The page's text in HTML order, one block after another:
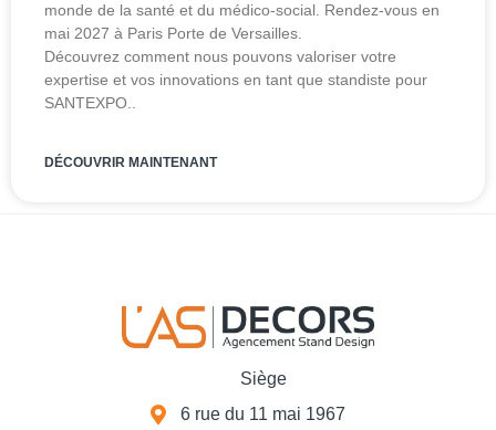
monde de la santé et du médico-social. Rendez-vous en
mai 2027 à Paris Porte de Versailles.
Découvrez comment nous pouvons valoriser votre
expertise et vos innovations en tant que standiste pour
SANTEXPO..
DÉCOUVRIR MAINTENANT
Siège
6 rue du 11 mai 1967